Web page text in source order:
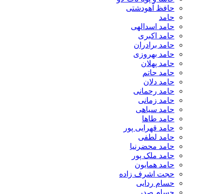
حافظ آهودشتی
حامد
حامد اسدالهی
حامد اکبری
حامد برادران
حامد بهروزی
حامد پهلان
حامد حاتم
حامد دلان
حامد رحمانی
حامد زمانی
حامد سیاهی
حامد طاها
حامد قهرایی پور
حامد لطفی
حامد محضرنیا
حامد ملک پور
حامد همایون
حجت اشرف زاده
حسام ردایی